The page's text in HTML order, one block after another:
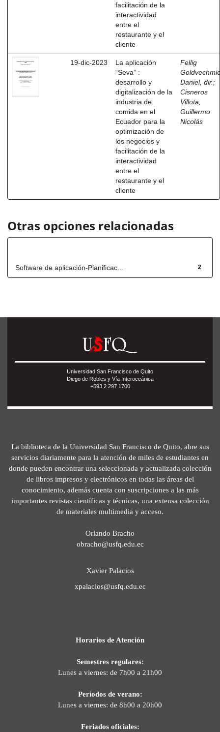
facilitación de la
interactividad
entre el
restaurante y el
cliente
19-dic-2023
La aplicación
“Seva” :
desarrollo y
digitalización de la
industria de
comida en el
Ecuador para la
optimización de
los negocios y
facilitación de la
interactividad
entre el
restaurante y el
cliente
Fellig
Daniel, dir. ;
Cisneros
Villota,
Guillermo
Nicolás
Otras opciones relacionadas
2
Software de aplicación-Planificac...
Universidad San Francisco de Quito
Diego de Robles y Vía Interoceánica
+593 2 297 1700
La biblioteca de la Universidad San Francisco de Quito, abre sus
servicios diariamente para la atención de miles de estudiantes en
donde pueden encontrar una seleccionada y actualizada colección
de libros impresos y electrónicos en todas las áreas del
conocimiento, además cuenta con suscripciones a las más
importantes revistas científicas y técnicas, una extensa colección
de materiales multimedia y acceso.
Orlando Bracho
obracho@usfq.edu.ec
Xavier Palacios
xpalacios@usfq.edu.ec
Horarios de Atención
Semestres regulares:
Lunes a viernes: de 7h00 a 21h00
Períodos de verano:
Lunes a viernes: de 8h00 a 20h00
Feriados oficiales: